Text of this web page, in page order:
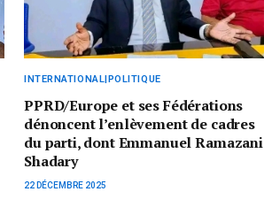
INTERNATIONAL|POLITIQUE
PPRD/Europe et ses Fédérations
dénoncent l’enlèvement de cadres
du parti, dont Emmanuel Ramazani
Shadary
22 DÉCEMBRE 2025